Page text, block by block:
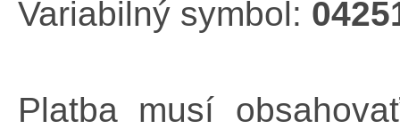
Variabilný symbol:
Platba musí